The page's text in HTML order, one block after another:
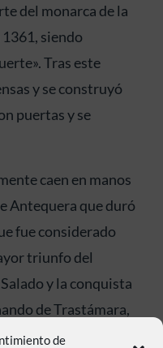
de
del monarca de la
siendo
Tras este
y se construyó
puertas y se
caen en manos
Antequera que duró
fue considerado
triunfo del
y la conquista
de Trastámara,
momento,